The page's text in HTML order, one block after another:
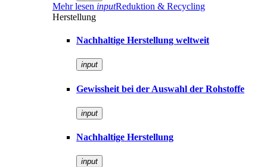
Mehr lesen inputReduktion & Recycling
Herstellung
Nachhaltige Herstellung weltweit
input
Gewissheit bei der Auswahl der Rohstoffe
input
Nachhaltige Herstellung
input